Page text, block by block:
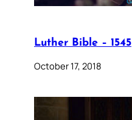
Luther Bible – 1545
October 17, 2018